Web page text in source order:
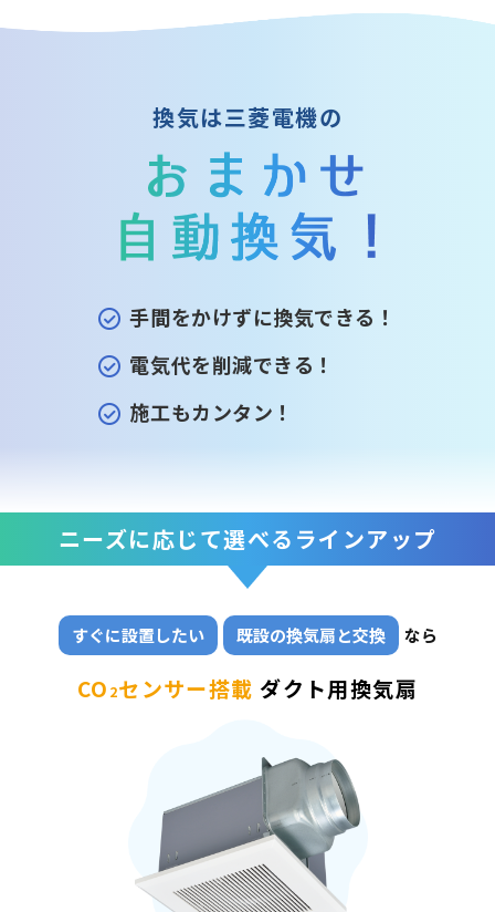
換気は三菱電機の
手間をかけずに換気できる！
電気代を削減できる！
施工もカンタン！
ニーズに応じて選べるラインアップ
すぐに設置したい 既設の換気扇と交換 なら
CO 2センサー搭載 ダクト用換気扇